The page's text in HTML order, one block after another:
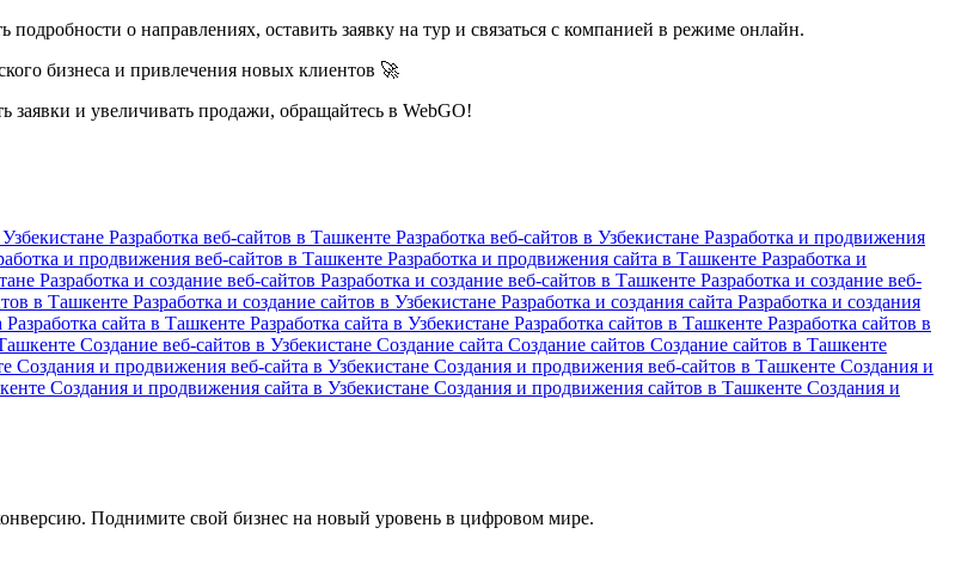
о направлениях, оставить заявку на тур и связаться с компанией в режиме онлайн.
бизнеса и привлечения новых клиентов 🚀
и увеличивать продажи, обращайтесь в WebGO!
Разработка веб-сайтов в Ташкенте Разработка веб-сайтов в Узбекистане Разработка и продвижения
и продвижения веб-сайтов в Ташкенте Разработка и продвижения сайта в Ташкенте Разработка и
Разработка и создание веб-сайтов Разработка и создание веб-сайтов в Ташкенте Разработка и создание веб-
в Ташкенте Разработка и создание сайтов в Узбекистане Разработка и создания сайта Разработка и создания
Разработка сайта в Ташкенте Разработка сайта в Узбекистане Разработка сайтов в Ташкенте Разработка сайтов в
Создание веб-сайтов в Узбекистане Создание сайта Создание сайтов Создание сайтов в Ташкенте
Создания и продвижения веб-сайта в Узбекистане Создания и продвижения веб-сайтов в Ташкенте Создания и
Создания и продвижения сайта в Узбекистане Создания и продвижения сайтов в Ташкенте Создания и
Поднимите свой бизнес на новый уровень в цифровом мире.